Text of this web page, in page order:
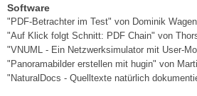
Software
"PDF-Betrachter im Test" von Dominik
"Auf Klick folgt Schnitt: PDF Chain" von
"VNUML - Ein Netzwerksimulator mit User-
"Panoramabilder erstellen mit hugin" von
"NaturalDocs - Quelltexte natürlich